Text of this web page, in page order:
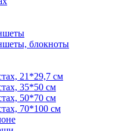
блокноты
21*29,7 см
35*50 см
50*70 см
70*100 см